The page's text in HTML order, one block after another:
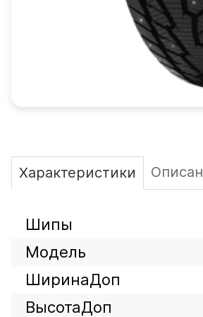
Характеристики
Шипы
Модель
ШиринаДоп
ВысотаДоп